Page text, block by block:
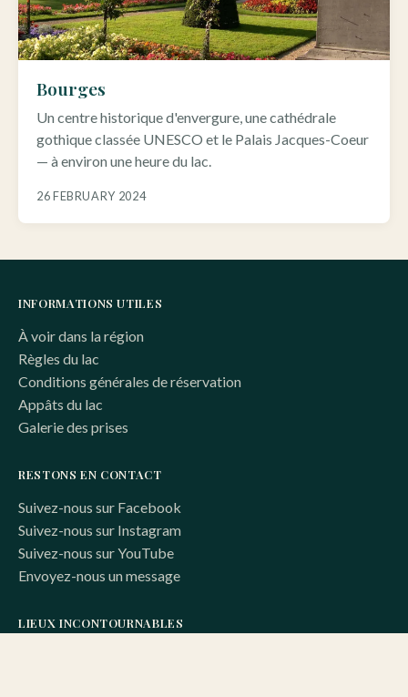
Bourges
Un centre historique d'envergure, une cathédrale
gothique classée UNESCO et le Palais Jacques-Coeur
— à environ une heure du lac.
26 FEBRUARY 2024
INFORMATIONS UTILES
À voir dans la région
Règles du lac
Conditions générales de réservation
Appâts du lac
Galerie des prises
RESTONS EN CONTACT
Suivez-nous sur Facebook
Suivez-nous sur Instagram
Suivez-nous sur YouTube
Envoyez-nous un message
LIEUX INCONTOURNABLES